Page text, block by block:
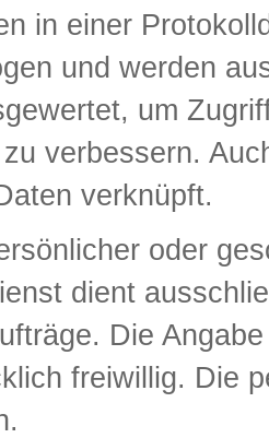
in einer
und werden
um
verbessern.
verknüpft.
oder
dient
Die
freiwillig. Die